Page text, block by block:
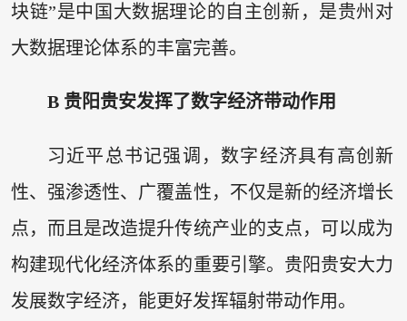
块链”是中国大数据理论的自主创新，是贵州对
大数据理论体系的丰富完善。
B 贵阳贵安发挥了数字经济带动作用
习近平总书记强调，数字经济具有高创新
性、强渗透性、广覆盖性，不仅是新的经济增长
点，而且是改造提升传统产业的支点，可以成为
构建现代化经济体系的重要引擎。贵阳贵安大力
发展数字经济，能更好发挥辐射带动作用。